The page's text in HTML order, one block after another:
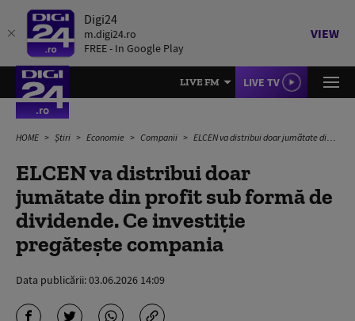
Digi24
m.digi24.ro
FREE - In Google Play
VIEW
LIVE FM LIVE TV
HOME Știri Economie Companii ELCEN va distribui doar jumătate din profit sub formă de dividende. Ce investiție pregătește compania
ELCEN va distribui doar
jumătate din profit sub formă de
dividende. Ce investiție
pregătește compania
Data publicării:03.06.2026 14:09